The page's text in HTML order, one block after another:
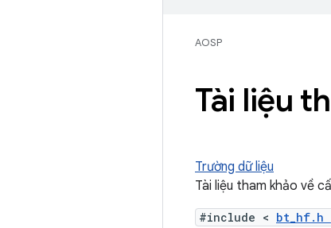
AOSP
Tài liệu
Trường dữ liệu
Tài liệu tham khảo về
#include < bt_hf.h